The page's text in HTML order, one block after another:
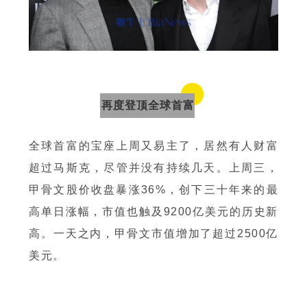
再度登顶全球首富
全球首富的宝座上周又易主了，居然有人财富
超过马斯克，尽管并没有持续几天。上周三，
甲骨文股价收盘暴涨36%，创下三十年来的最
高单日涨幅，市值也触及9200亿美元的历史新
高。一天之内，甲骨文市值增加了超过2500亿
美元。